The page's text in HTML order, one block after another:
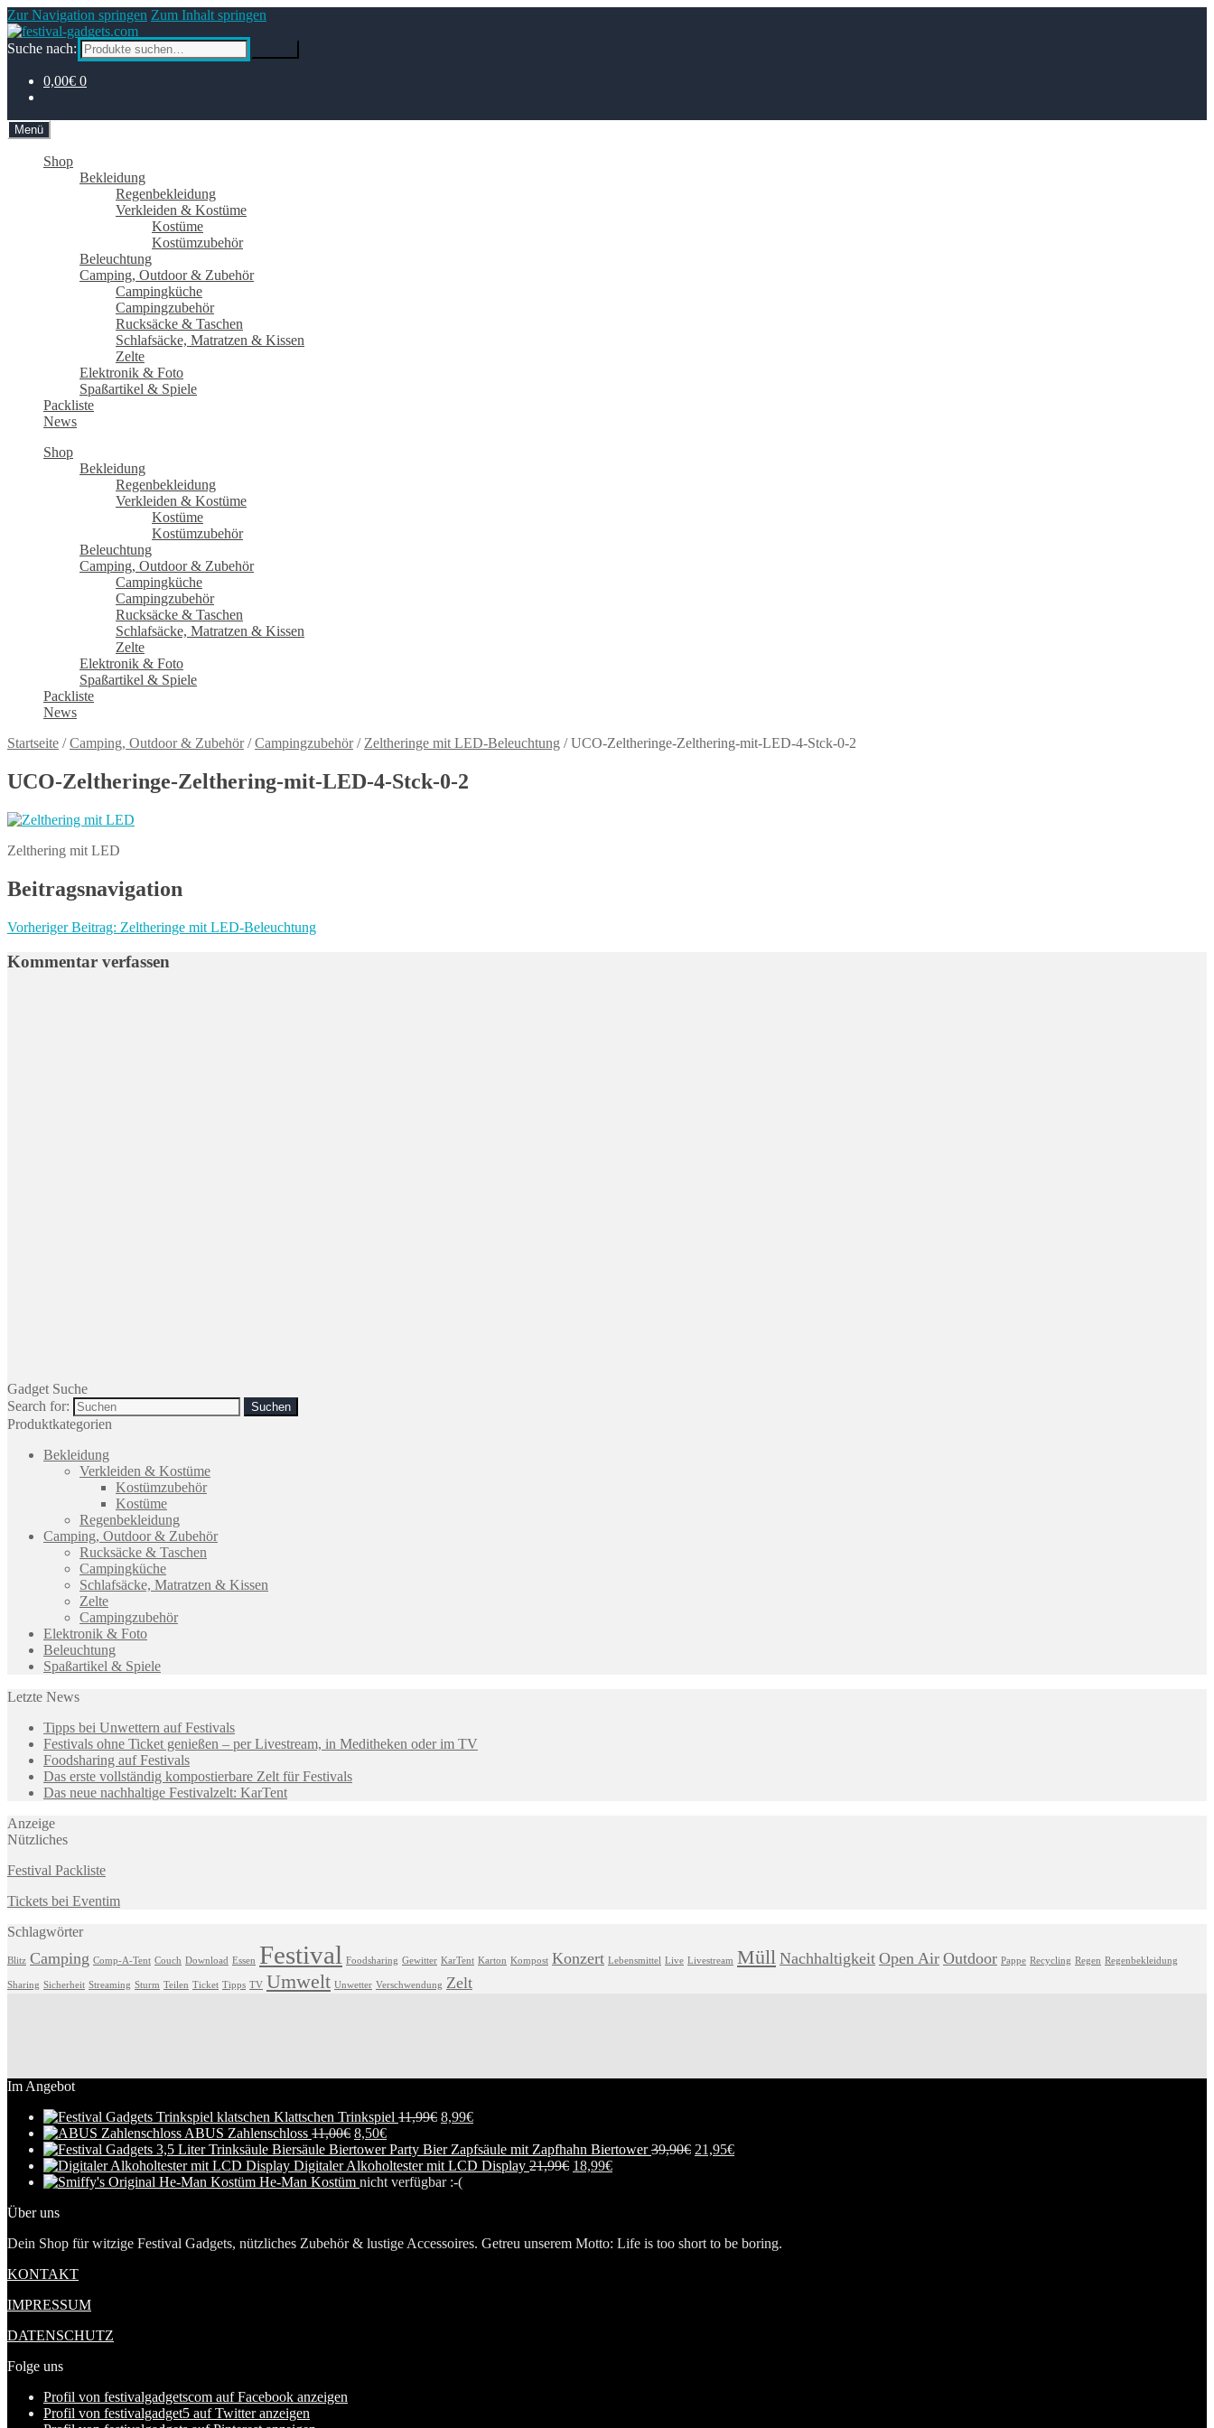
Zur Navigation springen Zum Inhalt springen
Suche nach:
0,00€ 0
Menü
Shop
Bekleidung
Regenbekleidung
Verkleiden & Kostüme
Kostüme
Kostümzubehör
Beleuchtung
Camping, Outdoor & Zubehör
Campingküche
Campingzubehör
Rucksäcke & Taschen
Schlafsäcke, Matratzen & Kissen
Zelte
Elektronik & Foto
Spaßartikel & Spiele
Packliste
News
Shop
Bekleidung
Regenbekleidung
Verkleiden & Kostüme
Kostüme
Kostümzubehör
Beleuchtung
Camping, Outdoor & Zubehör
Campingküche
Campingzubehör
Rucksäcke & Taschen
Schlafsäcke, Matratzen & Kissen
Zelte
Elektronik & Foto
Spaßartikel & Spiele
Packliste
News
Startseite /Camping, Outdoor & Zubehör/Campingzubehör/ Zeltheringe mit LED-Beleuchtung /UCO-Zeltheringe-Zelthering-mit-LED-4-Stck-0-2
UCO-Zeltheringe-Zelthering-mit-LED-4-Stck-0-2
Zelthering mit LED
Beitragsnavigation
Vorheriger Beitrag: Zeltheringe mit LED-Beleuchtung
Kommentar verfassen
Gadget Suche
Search for:
Produktkategorien
Bekleidung
Verkleiden & Kostüme
Kostümzubehör
Kostüme
Regenbekleidung
Camping, Outdoor & Zubehör
Rucksäcke & Taschen
Campingküche
Schlafsäcke, Matratzen & Kissen
Zelte
Campingzubehör
Elektronik & Foto
Beleuchtung
Spaßartikel & Spiele
Letzte News
Tipps bei Unwettern auf Festivals
Festivals ohne Ticket genießen – per Livestream, in Meditheken oder im TV
Foodsharing auf Festivals
Das erste vollständig kompostierbare Zelt für Festivals
Das neue nachhaltige Festivalzelt: KarTent
Anzeige
Nützliches
Festival Packliste
Tickets bei Eventim
Schlagwörter
Blitz Camping Comp-A-Tent Couch Download Essen Festival Foodsharing Gewitter KarTent Karton Kompost Konzert Lebensmittel Live Livestream Müll Nachhaltigkeit Open Air Outdoor Pappe Recycling Regen Regenbekleidung
Sharing Sicherheit Streaming Sturm Teilen Ticket Tipps TV Umwelt Unwetter Verschwendung Zelt
Im Angebot
Klattschen Trinkspiel 11,99€ 8,99€
ABUS Zahlenschloss 11,00€ 8,50€
Biertower 39,90€ 21,95€
Digitaler Alkoholtester mit LCD Display 21,99€ 18,99€
He-Man Kostüm nicht verfügbar :-(
Über uns
Dein Shop für witzige Festival Gadgets, nützliches Zubehör & lustige Accessoires. Getreu unserem Motto: Life is too short to be boring.
KONTAKT
IMPRESSUM
DATENSCHUTZ
Folge uns
Profil von festivalgadgetscom auf Facebook anzeigen
Profil von festivalgadget5 auf Twitter anzeigen